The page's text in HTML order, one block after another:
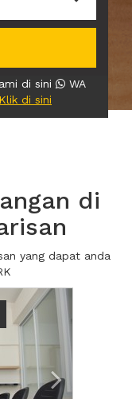
di sini
WA
Klik di sini
di
yang dapat anda
Next2